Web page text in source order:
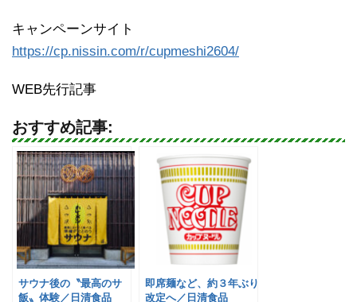
キャンペーンサイト
https://cp.nissin.com/r/cupmeshi2604/
WEB先行記事
おすすめ記事:
サウナ後の〝最高のサ
飯〟体験／日清食品
即席麺など、約３年ぶり
改定へ／日清食品